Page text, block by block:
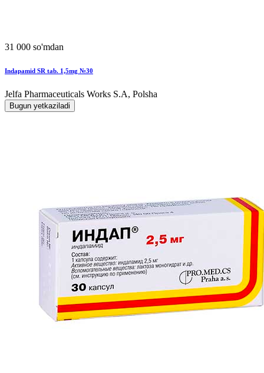
31 000 so'mdan
Indapamid SR tab. 1,5mg №30
Jelfa Pharmaceuticals Works S.A, Polsha
Bugun yetkaziladi